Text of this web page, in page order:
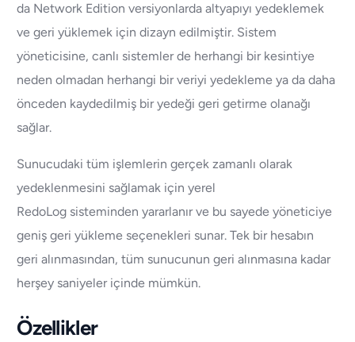
da Network Edition versiyonlarda altyapıyı yedeklemek
ve geri yüklemek için dizayn edilmiştir. Sistem
yöneticisine, canlı sistemler de herhangi bir kesintiye
neden olmadan herhangi bir veriyi yedekleme ya da daha
önceden kaydedilmiş bir yedeği geri getirme olanağı
sağlar.
Sunucudaki tüm işlemlerin gerçek zamanlı olarak
yedeklenmesini sağlamak için yerel
RedoLog sisteminden yararlanır ve bu sayede yöneticiye
geniş geri yükleme seçenekleri sunar. Tek bir hesabın
geri alınmasından, tüm sunucunun geri alınmasına kadar
herşey saniyeler içinde mümkün.
Özellikler